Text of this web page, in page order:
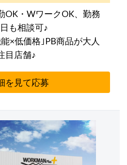
OK・WワークOK、勤務
も相談可♪
×低価格｣PB商品が大人
目店舗♪
を見て応募